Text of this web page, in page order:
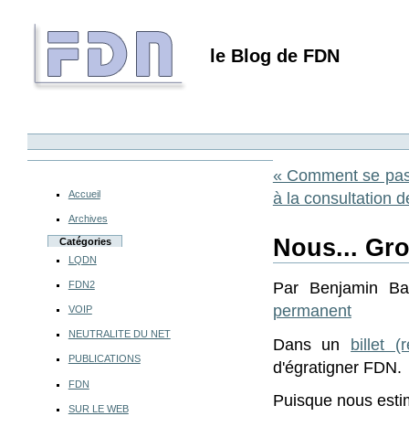
le Blog de FDN
« Comment se
à la consultation
Nous...
Par Benjamin
permanent
Dans un billet
d'égratigner FDN.
Puisque nous
Accueil
Archives
Catégories
LQDN
FDN2
VOIP
NEUTRALITE DU NET
PUBLICATIONS
FDN
SUR LE WEB